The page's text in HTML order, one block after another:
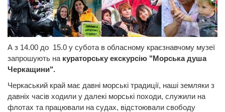
А з 14.00 до 15.0 у субота в обласному краєзнавчому музеї
запрошують на кураторську екскурсію "Морська душа
Черкащини".
Черкаський край має давні морські традиції, наші земляки з
давніх часів ходили у далекі морські походи, служили на
флотах та працювали на судах, відстоювали свободу